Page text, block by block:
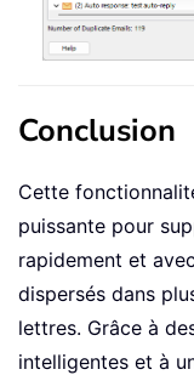
Conclusion
Cette
puissante pour
rapidement et
dispersés dans
lettres. Grâce à
intelligentes et à